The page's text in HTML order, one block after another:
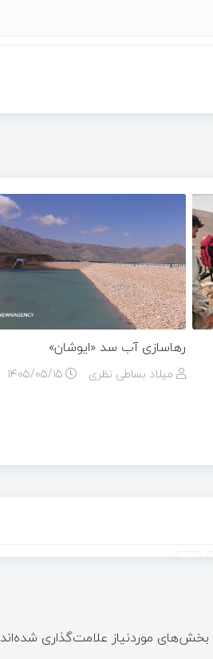
رهاسازی آب سد «ایوشان»
میلاد بساطی نظری ۱۴۰۵/۰۵/۱۵
بخش‌های موردنیاز علامت‌گذاری شده‌اند